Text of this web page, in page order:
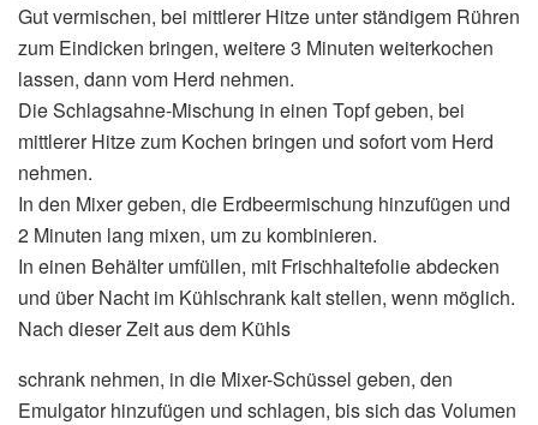
Gut vermischen, bei mittlerer Hitze unter ständigem Rühren
zum Eindicken bringen, weitere 3 Minuten weiterkochen
lassen, dann vom Herd nehmen.
Die Schlagsahne-Mischung in einen Topf geben, bei
mittlerer Hitze zum Kochen bringen und sofort vom Herd
nehmen.
In den Mixer geben, die Erdbeermischung hinzufügen und
2 Minuten lang mixen, um zu kombinieren.
In einen Behälter umfüllen, mit Frischhaltefolie abdecken
und über Nacht im Kühlschrank kalt stellen, wenn möglich.
Nach dieser Zeit aus dem Kühls
schrank nehmen, in die Mixer-Schüssel geben, den
Emulgator hinzufügen und schlagen, bis sich das Volumen